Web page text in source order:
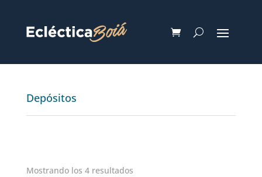
Depósitos
Mostrando los 4 resultados